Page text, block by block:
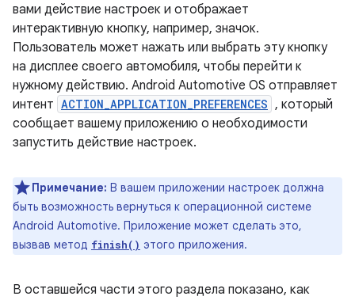
вами действие настроек и отображает
интерактивную кнопку, например, значок.
Пользователь может нажать или выбрать эту кнопку
на дисплее своего автомобиля, чтобы перейти к
нужному действию. Android Automotive OS отправляет
интент ACTION_APPLICATION_PREFERENCES , который
сообщает вашему приложению о необходимости
запустить действие настроек.
Примечание: В вашем приложении настроек должна
быть возможность вернуться к операционной системе
Android Automotive. Приложение может сделать это,
вызвав метод finish() этого приложения.
В оставшейся части этого раздела показано, как